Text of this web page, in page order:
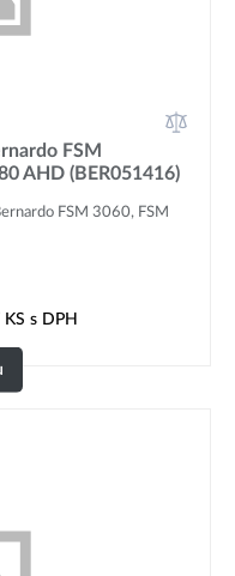
FSM
AHD (BER051416)
FSM 3060, FSM
s DPH